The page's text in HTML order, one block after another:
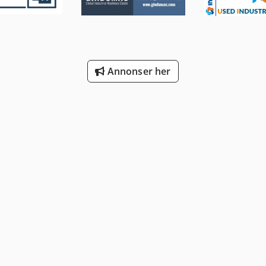
fast skuminnredning Kassene er i god visuell og teknisk
merverdiavgift utstedes. Privatpersoner kan kjøpe kassene via
Varen selges under utelukkelse av enhver garanti og
eller forsett fra selgers side, samt for skader på liv, kropp eller
Annonser her